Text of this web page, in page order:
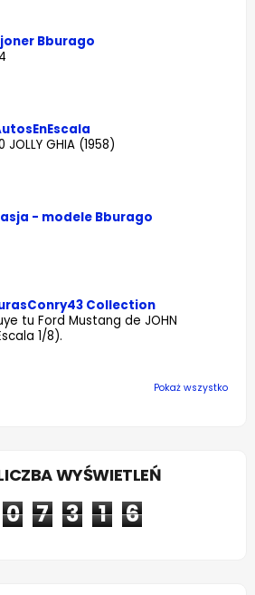
Bburago
JOLLY GHIA (1958)
- modele Bburago
Collection
tu Ford Mustang de JOHN
1/8).
Pokaż wszystko
WYŚWIETLEŃ
0 7 3 1 6